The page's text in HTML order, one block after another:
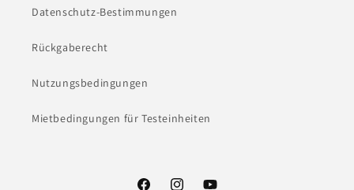
Datenschutz-Bestimmungen
Rückgaberecht
Nutzungsbedingungen
Mietbedingungen für Testeinheiten